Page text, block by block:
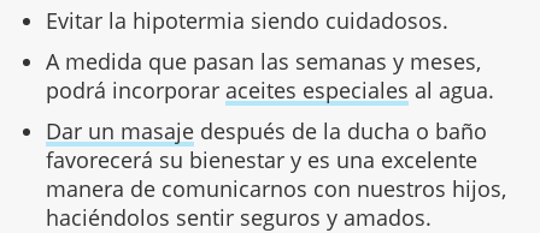
Evitar la hipotermia siendo cuidadosos.
A medida que pasan las semanas y meses,
podrá incorporar aceites especiales al agua.
Dar un masajedespués de la ducha o baño
favorecerá su bienestar y es una excelente
manera de comunicarnos con nuestros hijos,
haciéndolos sentir seguros y amados.